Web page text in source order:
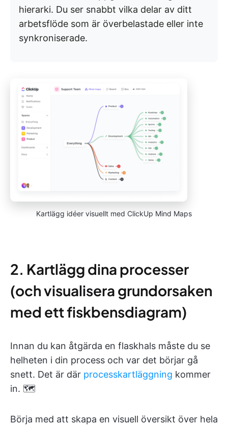
hierarki. Du ser snabbt vilka delar av ditt
arbetsflöde som är överbelastade eller inte
synkroniserade.
Kartlägg idéer visuellt med ClickUp Mind Maps
2. Kartlägg dina processer
(och visualisera grundorsaken
med ett fiskbensdiagram)
Innan du kan åtgärda en flaskhals måste du se
helheten i din process och var det börjar gå
snett. Det är där processkartläggning kommer
in. 🗺️
Börja med att skapa en visuell översikt över hela